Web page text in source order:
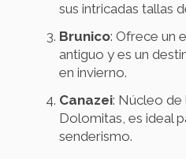
sus intricadas tallas
Brunico: Ofrece un
antiguo y es un
en invierno.
Canazei: Núcleo de
Dolomitas, es ideal
senderismo.